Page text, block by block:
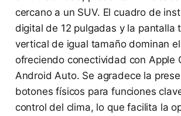
cercano a un SUV. El cuadro de
digital de 12 pulgadas y la pantalla
vertical de igual tamaño dominan
ofreciendo conectividad con Apple
Android Auto. Se agradece la
botones físicos para funciones
control del clima, lo que facilita la